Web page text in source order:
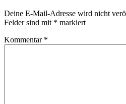
Deine E-Mail-Adresse wird nicht
Felder sind mit * markiert
Kommentar *